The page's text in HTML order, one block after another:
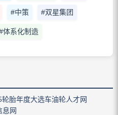
#中策 #双星集团
体系化制造
胎年度大选车油轮人才网
息网